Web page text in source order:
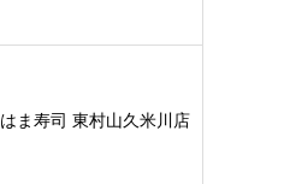
はま寿司 東村山久米川店